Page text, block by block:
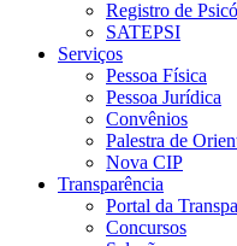
Registro de
SATEPSI
Serviços
Pessoa Física
Pessoa Jurídica
Convênios
Palestra de
Nova CIP
Transparência
Portal da
Concursos